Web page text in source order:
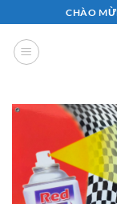
qua
nội
dung
CHÀO